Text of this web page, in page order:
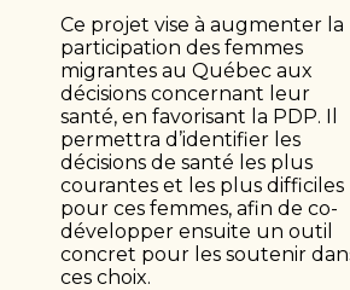
Ce projet vise à augmenter la
participation des femmes
migrantes au Québec aux
décisions concernant leur
santé, en favorisant la PDP. Il
permettra d’identifier les
décisions de santé les plus
courantes et les plus difficiles
pour ces femmes, afin de co-
développer ensuite un outil
concret pour les soutenir
ces choix.